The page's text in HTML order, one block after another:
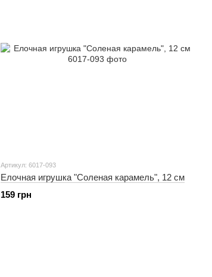
Артикул: 6017-093
Елочная игрушка "Соленая карамель", 12 см
159 грн